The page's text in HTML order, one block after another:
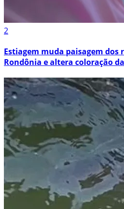
2
Estiagem muda paisagem
Rondônia e altera coloração